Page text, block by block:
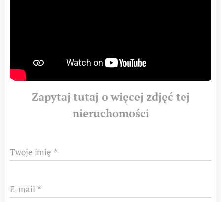
Zapytaj tutaj o więcej zdjęć tej
nieruchomości
Twoje imię
E-mail